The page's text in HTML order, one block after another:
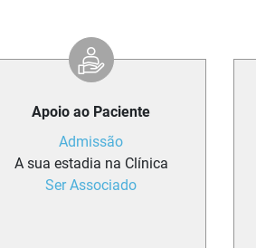
Apoio ao Paciente
Admissão
A sua estadia na Clínica
Ser Associado